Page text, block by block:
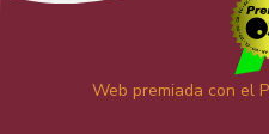
Web premiada con el